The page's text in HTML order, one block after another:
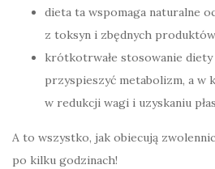
dieta ta wspomaga naturalne
z toksyn i zbędnych
krótkotrwałe stosowanie
przyspieszyć metabolizm, a w
w redukcji wagi i uzyskaniu
A to wszystko, jak obiecują
po kilku godzinach!